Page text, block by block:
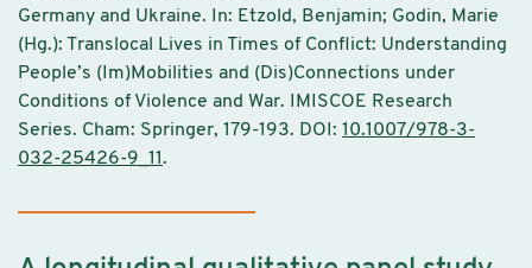
Germany and Ukraine. In: Etzold, Benjamin; Godin, Marie
(Hg.): Translocal Lives in Times of Conflict: Understanding
People’s (Im)Mobilities and (Dis)Connections under
Conditions of Violence and War. IMISCOE Research
Series. Cham: Springer, 179-193. DOI: 10.1007/978-3-
032-25426-9_11.